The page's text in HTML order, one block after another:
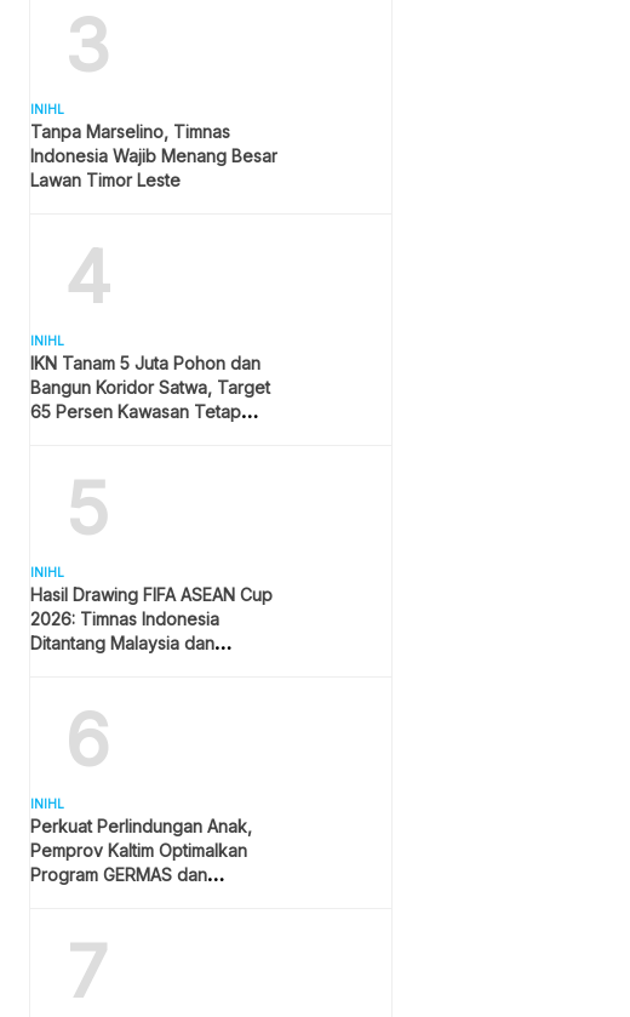
3
INIHL
Tanpa Marselino, Timnas
Indonesia Wajib Menang Besar
Lawan Timor Leste
4
INIHL
IKN Tanam 5 Juta Pohon dan
Bangun Koridor Satwa, Target
65 Persen Kawasan Tetap
5
INIHL
Hasil Drawing FIFA ASEAN Cup
2026: Timnas Indonesia
Ditantang Malaysia dan
6
INIHL
Perkuat Perlindungan Anak,
Pemprov Kaltim Optimalkan
Program GERMAS dan
7